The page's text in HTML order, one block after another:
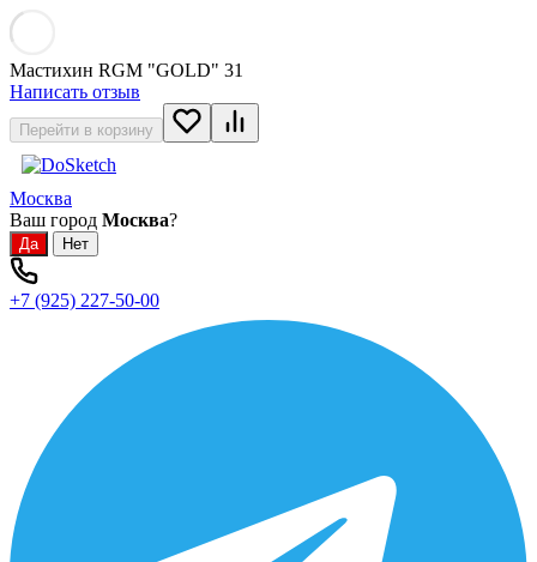
Мастихин RGM "GOLD" 31
Написать отзыв
Перейти в корзину
Москва
Ваш город Москва?
+7 (925) 227-50-00